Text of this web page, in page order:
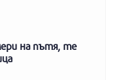
на пътя, те